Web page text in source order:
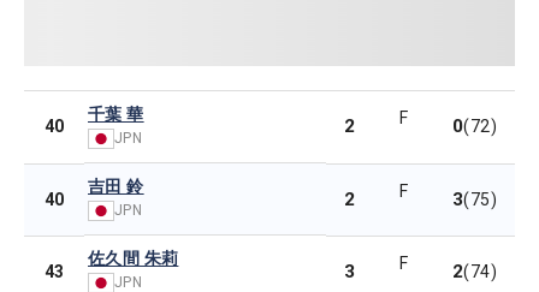
40
千葉 華
JPN
2 F 0(72)
40
吉田 鈴
JPN 2 F 3(75)
43
佐久間 朱莉
JPN 3 F 2(74)